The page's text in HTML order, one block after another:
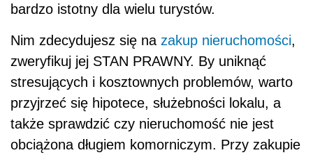
bardzo istotny dla wielu turystów.
Nim zdecydujesz się na zakup nieruchomości,
zweryfikuj jej STAN PRAWNY. By uniknąć
stresujących i kosztownych problemów, warto
przyjrzeć się hipotece, służebności lokalu, a
także sprawdzić czy nieruchomość nie jest
obciążona długiem komorniczym. Przy zakupie